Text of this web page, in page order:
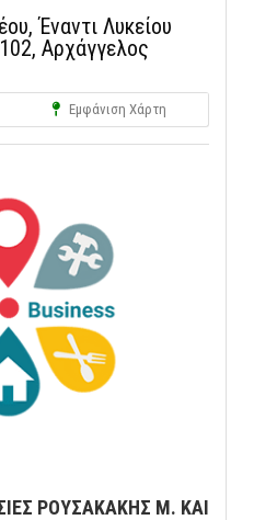
Έναντι Λυκείου
Αρχάγγελος
Εμφάνιση Χάρτη
ΡΟΥΣΑΚΑΚΗΣ Μ. ΚΑΙ